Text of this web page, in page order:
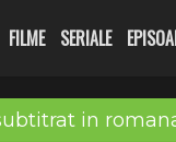
FILME SERIALE
in